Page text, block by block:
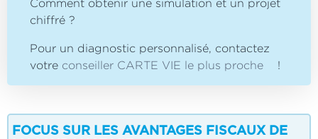
Comment obtenir une simulation et un projet
chiffré ?
Pour un diagnostic personnalisé, contactez
votre conseiller CARTE VIE le plus proche !
FOCUS SUR LES AVANTAGES FISCAUX DE